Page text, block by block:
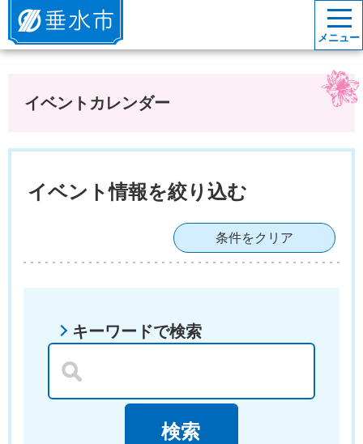
垂水市
メニュー
イベントカレンダー
イベント情報を絞り込む
条件をクリア
キーワードで検索